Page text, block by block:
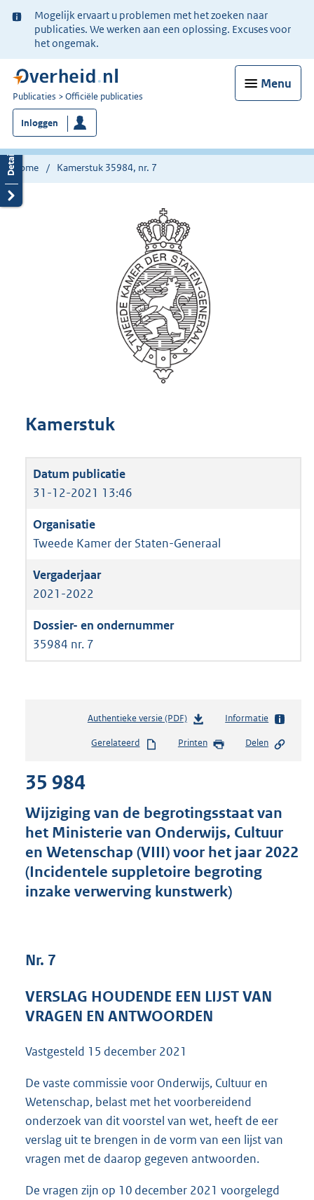
Ter
informatie:
Mogelijk ervaart u problemen met het zoeken naar
publicaties. We werken aan een oplossing. Excuses voor
het ongemak.
Menu
U
bent
nu
hier:
Publicaties Officiële publicaties
Inloggen
Home Kamerstuk 35984, nr. 7
Kamerstuk
31-12-2021 13:46
Tweede Kamer der Staten-Generaal
2021-2022
35984 nr. 7
Authentieke versie (PDF)b
s
d
s
g
r
o
t
b
Informatie
Gerelateerd Printen Delen
35 984
Wijziging van de begrotingsstaat van
het Ministerie van Onderwijs, Cultuur
en Wetenschap (VIII) voor het jaar 2022
(Incidentele suppletoire begroting
inzake verwerving kunstwerk)
Nr. 7
VERSLAG HOUDENDE EEN LIJST VAN
VRAGEN EN ANTWOORDEN
Vastgesteld 15 december 2021
De vaste commissie voor Onderwijs, Cultuur en
Wetenschap, belast met het voorbereidend
onderzoek van dit voorstel van wet, heeft de eer
verslag uit te brengen in de vorm van een lijst van
vragen met de daarop gegeven antwoorden.
De vragen zijn op 10 december 2021 voorgelegd